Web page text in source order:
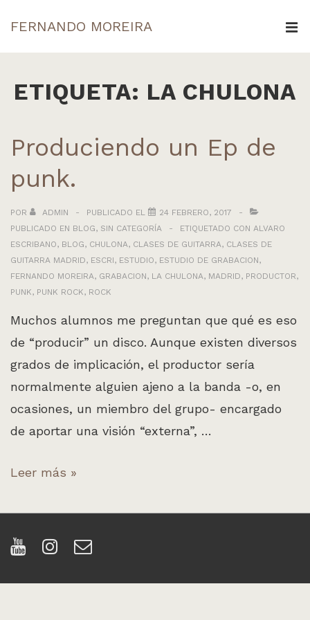
Saltar
al
principal
FERNANDO MOREIRA
principal
ETIQUETA: LA CHULONA
Produciendo un Ep de
punk.
POR ADMIN PUBLICADO EL
24 FEBRERO, 2017
PUBLICADO EN BLOG, SIN CATEGORÍA ETIQUETADO CON ALVARO
ESCRIBANO, BLOG, CHULONA, CLASES DE GUITARRA, CLASES DE
GUITARRA MADRID, ESCRI, ESTUDIO, ESTUDIO DE GRABACION,
FERNANDO MOREIRA, GRABACION, LA CHULONA, MADRID, PRODUCTOR,
PUNK, PUNK ROCK, ROCK
Muchos alumnos me preguntan que qué es eso
de “producir” un disco. Aunque existen diversos
grados de implicación, el productor sería
normalmente alguien ajeno a la banda -o, en
ocasiones, un miembro del grupo- encargado
de aportar una visión “externa”, …
Produciendo
Ep
de
punk.
Leer más »